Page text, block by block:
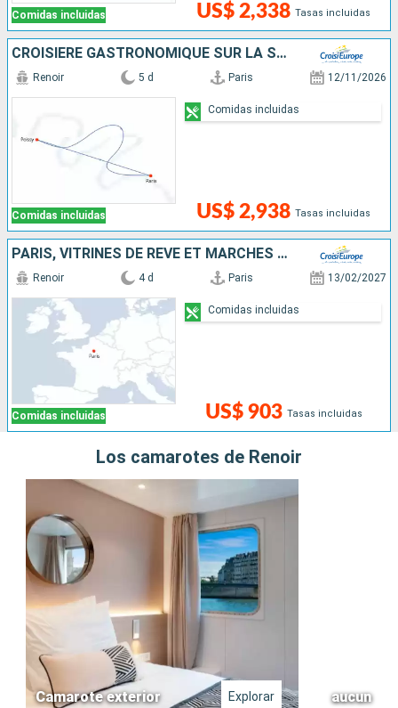
Comidas incluidas US$ 2,338 Tasas incluidas
CROISIÈRE GASTRONOMIQUE SUR LA SEINE - REPAS IMAGINÉ PAR PIERRE GAGNAIRE, 3 ÉTOILES AU GUIDE MICHELIN - UNE ESCAPADE GOURMANDE ENTRE SAVEURS ET PATRIMOINES
Comidas incluidas
Renoir 5 d Paris 12/11/2026
US$ 2,938 Tasas incluidas
Comidas incluidas
PARIS, VITRINES DE RÊVE ET MARCHÉS DE NOËL
Comidas incluidas
Renoir 4 d Paris 13/02/2027
US$ 903 Tasas incluidas
Comidas incluidas
Los camarotes de Renoir
Camarote exterior Explorar aucun